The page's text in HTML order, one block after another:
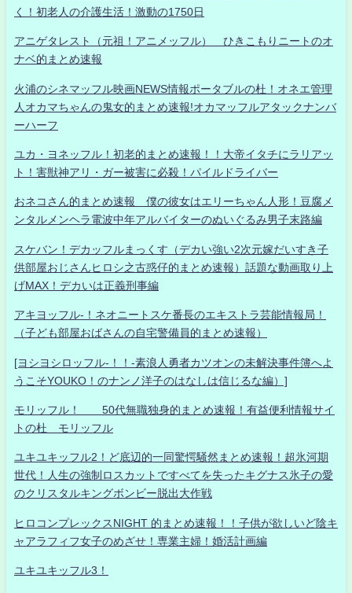
く！初老人の介護生活！激動の1750日
アニゲタレスト（元祖！アニメッフル） ひきこもりニートのオ
ナベ的まとめ速報
火浦のシネマッフル映画NEWS情報ポータブルの杜！オネエ管理
人オカマちゃんの鬼女的まとめ速報!オカマッフルアタックナンバ
ーハーフ
ユカ・ヨネッフル！初老的まとめ速報！！大帝イタチにラリアッ
ト！害獣神アリ・ガー被害に必殺！パイルドライバー
おネコさん的まとめ速報 僕の彼女はエリーちゃん人形！豆腐メ
ンタルメンヘラ電波中年アルバイターのぬいぐるみ男子末路編
スケバン！デカッフルまっくす（デカい強い2次元嫁だいすき子
供部屋おじさんヒロシ之古惑仔的まとめ速報）話題な動画取り上
げMAX！デカいは正義刑事編
アキヨッフル-！ネオニートスケ番長のエキストラ芸能情報局！
（子ども部屋おばさんの自宅警備員的まとめ速報）
[ヨシヨシロッフル-！！-素浪人勇者カツオンの未解決事件簿へよ
うこそYOUKO！のナンノ洋子のはなしは信じるな編）]
モリッフル！ 50代無職独身的まとめ速報！有益便利情報サイ
トの杜 モリッフル
ユキユキッフル2！ど底辺的一同驚愕騒然まとめ速報！超氷河期
世代！人生の強制ロスカットですべてを失ったキグナス氷子の愛
のクリスタルキングボンビー脱出大作戦
ヒロコンプレックスNIGHT 的まとめ速報！！子供が欲しいど陰キ
ャアラフィフ女子のめざせ！専業主婦！婚活計画編
ユキユキッフル3！